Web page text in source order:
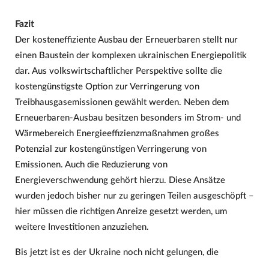
Fazit
Der kosteneffiziente Ausbau der Erneuerbaren stellt nur
einen Baustein der komplexen ukrainischen Energiepolitik
dar. Aus volkswirtschaftlicher Perspektive sollte die
kostengünstigste Option zur Verringerung von
Treibhausgasemissionen gewählt werden. Neben dem
Erneuerbaren-Ausbau besitzen besonders im Strom- und
Wärmebereich Energieeffizienzmaßnahmen großes
Potenzial zur kostengünstigen Verringerung von
Emissionen. Auch die Reduzierung von
Energieverschwendung gehört hierzu. Diese Ansätze
wurden jedoch bisher nur zu geringen Teilen ausgeschöpft –
hier müssen die richtigen Anreize gesetzt werden, um
weitere Investitionen anzuziehen.
Bis jetzt ist es der Ukraine noch nicht gelungen, die